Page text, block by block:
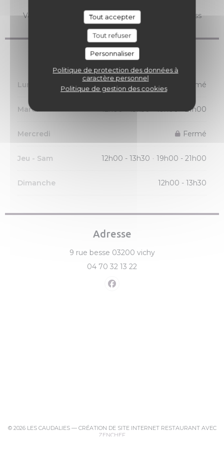
Tout accepter
Tout refuser
Personnaliser
Politique de protection des données à
caractère personnel
Politique de gestion des cookies
Vacances, Chèques, Carte Bleue, American Express
Horaires
Lundi Fermé
Mardi 12h00 - 13h30 19h00 - 21h00
Mercredi Fermé
Jeu - Sam 12h00 - 13h30 • 19h00 - 21h00
Dimanche 12h00 - 13h30
Adresse
9 rue besse 03200 vichy((ouvre une
04 70 32 13 22
Facebook ((ouvre une
© 2026 LES CAUDALIES — CRÉATION DE SITE INTERNET RESTAURANT AVEC
ZENCHEF